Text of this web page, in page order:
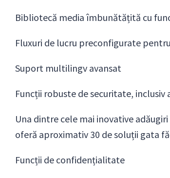
Bibliotecă media îmbunătățită cu
Fluxuri de lucru preconfigurate
Suport multilingv avansat
Funcții robuste de securitate,
Una dintre cele mai inovative
oferă aproximativ 30 de soluții gata
Funcții de confidențialitate